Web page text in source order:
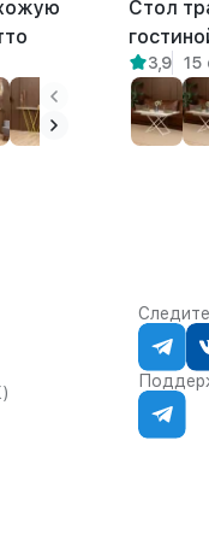
Стол
3,9 15